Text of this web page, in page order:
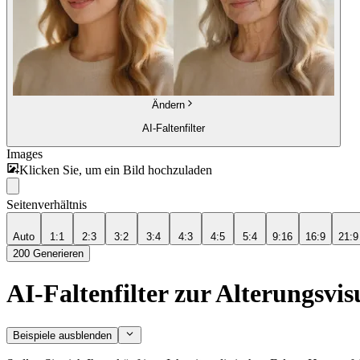
Ändern
AI-Faltenfilter
Images
Klicken Sie, um ein Bild hochzuladen
Seitenverhältnis
Auto 1:1 2:3 3:2 3:4 4:3 4:5 5:4 9:16 16:9
21:9
200 Generieren
AI-Faltenfilter zur
Beispiele ausblenden